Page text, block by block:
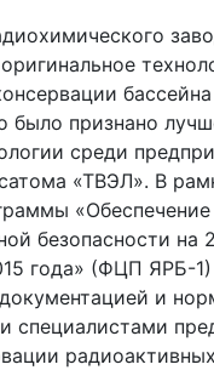
было признано
среди
«ТВЭЛ». В
безопасности на
года» (ФЦП ЯРБ-1)
и
специалистами